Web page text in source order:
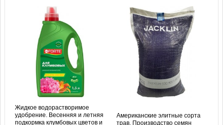
Жидкое водорастворимое
удобрение. Весенняя и летняя
подкормка клумбовых цветов и
Американские элитные сорта
трав. Производство семян